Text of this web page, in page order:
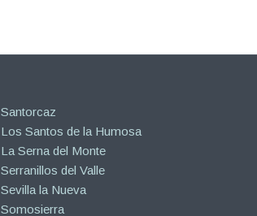
Santorcaz
Los Santos de la Humosa
La Serna del Monte
Serranillos del Valle
Sevilla la Nueva
Somosierra